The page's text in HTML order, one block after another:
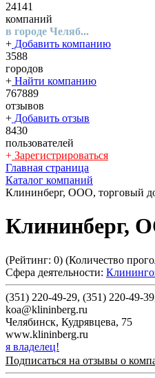
24141
компаний
в городе Челяб...
+ Добавить компанию
3588
городов
+ Найти компанию
767889
отзывов
+ Добавить отзыв
8430
пользователей
+ Зарегистрироваться
Главная страница
Каталог компаний
Клининберг, ООО, торговый
Клининберг,
(Рейтинг: 0) (Количество
Сфера деятельности:
(351) 220-49-29, (351) 220-49-
koa@klininberg.ru
Челябинск, Кудрявцева, 75
www.klininberg.ru
я владелец!
Подписаться на отзывы о